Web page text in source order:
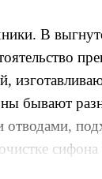
В
бывают
сифона